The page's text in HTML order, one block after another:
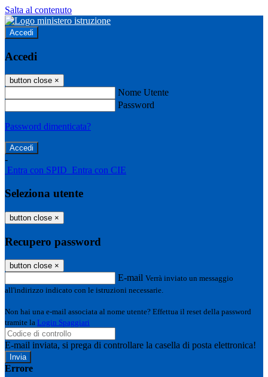
Salta al contenuto
Accedi
Accedi
button close ×
Nome Utente
Password
Password dimenticata?
-
Entra con SPID Entra con CIE
Seleziona utente
button close ×
Recupero password
button close ×
E-mail Verrà inviato un messaggio
all'indirizzo indicato con le istruzioni necessarie.
Non hai una e-mail associata al nome utente? Effettua il reset della password
tramite la Login Spaggiari
E-mail inviata, si prega di controllare la casella di posta elettronica!
Errore